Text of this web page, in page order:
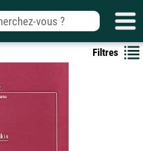
Filtres